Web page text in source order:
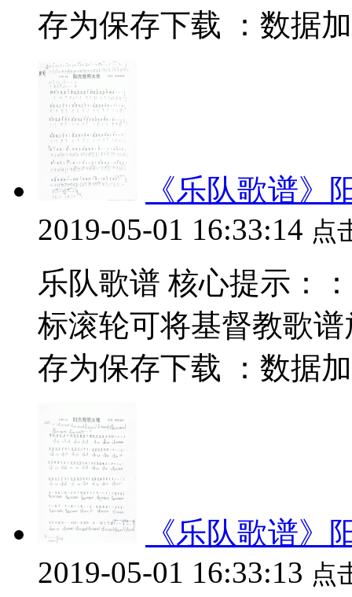
存为保存下载 ：数据
《乐队歌谱》
2019-05-01 16:33:14 点
乐队歌谱 核心提示：
标滚轮可将基督教歌
存为保存下载 ：数据
《乐队歌谱》
2019-05-01 16:33:13 点